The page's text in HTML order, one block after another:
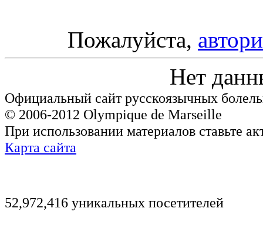
Пожалуйста,
Нет
Официальный сайт русскоязычных
© 2006-2012 Olympique de Marseille
При использовании материалов ставьте
Карта сайта
52,972,416 уникальных посетителей